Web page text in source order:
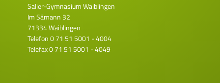
Salier-Gymnasium Waiblingen
Im Sämann 32
71334 Waiblingen
Telefon0 71 51 5001 - 4004
Telefax 0 71 51 5001 - 4049